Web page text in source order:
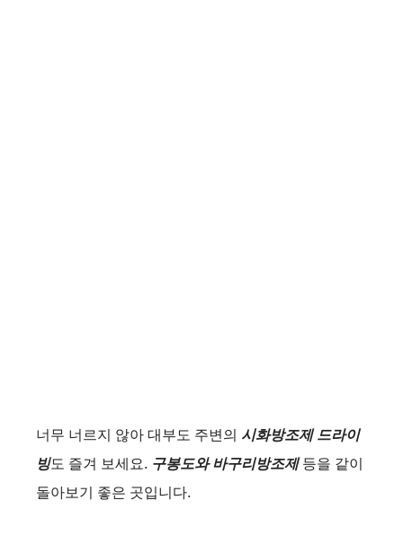
너무 너르지 않아 대부도 주변의 시화방조제 드라이
빙도 즐겨 보세요. 구봉도와 바구리방조제등을 같이
돌아보기 좋은 곳입니다.